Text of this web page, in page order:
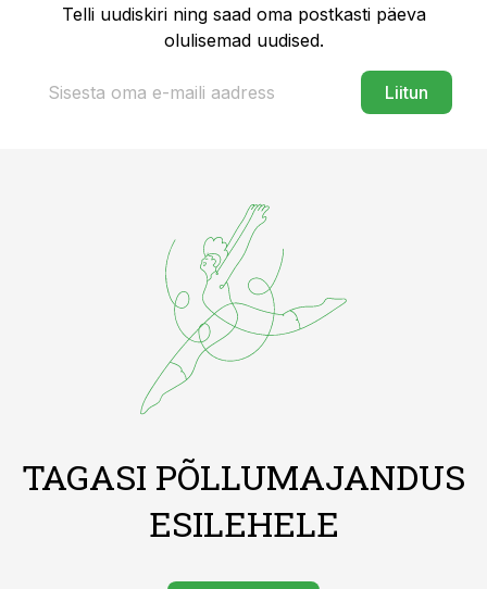
Telli uudiskiri ning saad oma postkasti päeva
olulisemad uudised.
Liitun
TAGASI PÕLLUMAJANDUS
ESILEHELE